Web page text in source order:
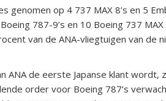
genomen op 4 737 MAX 8’s en 5
787-9’s en 10 Boeing 737
van de ANA-vliegtuigen van de
ANA de eerste Japanse klant
order voor Boeing 787’s